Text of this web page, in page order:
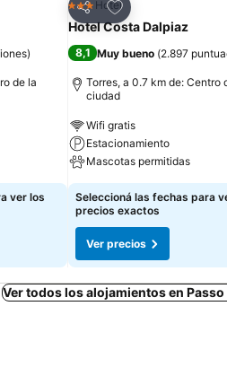
)
de la
ver los
Compartir
Añadir a favoritos
3 Estrellas
Hotel
Hotel Costa Dalpiaz
8,1 Muy bueno (2.897
Torres, a 0.7 km de: Centro
ciudad
Wifi gratis
Estacionamiento
Mascotas permitidas
Seleccioná las fechas para
precios exactos
Ver precios
Ver todos los alojamientos en Passo